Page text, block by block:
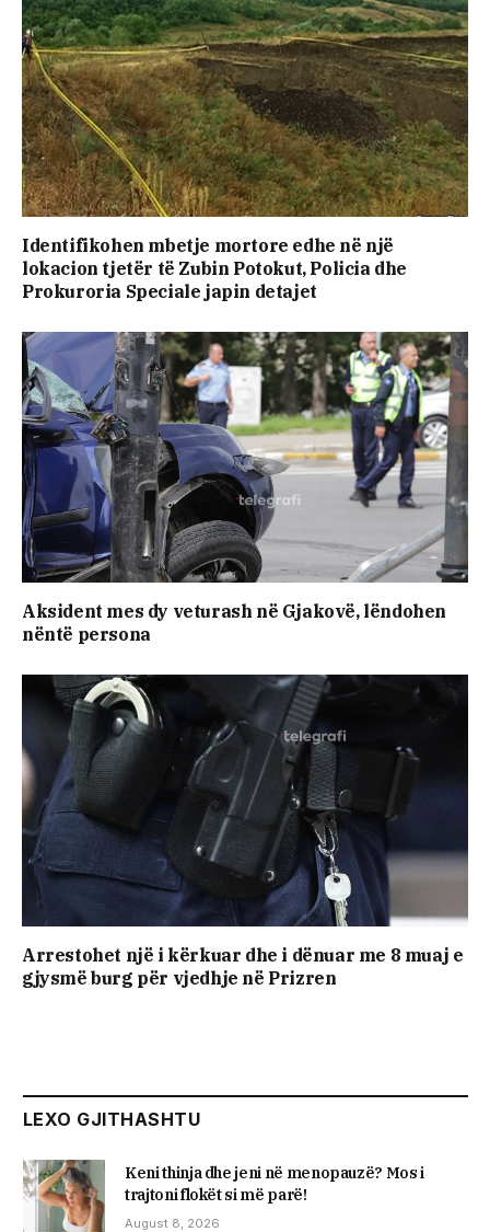
Identifikohen mbetje mortore edhe në një
lokacion tjetër të Zubin Potokut, Policia dhe
Prokuroria Speciale japin detajet
Aksident mes dy veturash në Gjakovë, lëndohen
nëntë persona
Arrestohet një i kërkuar dhe i dënuar me 8 muaj e
gjysmë burg për vjedhje në Prizren
LEXO GJITHASHTU
Keni thinja dhe jeni në menopauzë? Mos i
trajtoni flokët si më parë!
August 8, 2026